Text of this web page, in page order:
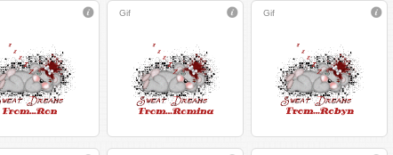
Gif Gif